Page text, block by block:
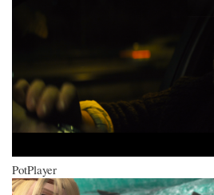
PotPlayer